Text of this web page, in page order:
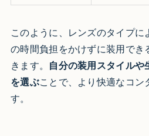
このように、レンズのタイプ
の時間負担をかけずに装用でき
きます。 自分の装用スタイル
を選ぶことで、より快適なコン
す。